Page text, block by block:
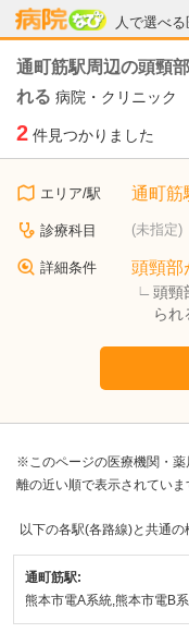
人で選べ
病院なび
通町筋駅周辺の頭頸
れる 病院・クリニック
2 件見つかりました
エリア/駅 通町筋
診療科目 (未指定)
詳細条件 頭頸部
頭頸
られ
※このページの医療機関・薬
離の近い順で表示されていま
以下の各駅(各路線)と共通
通町筋駅:
熊本市電A系統,熊本市電B